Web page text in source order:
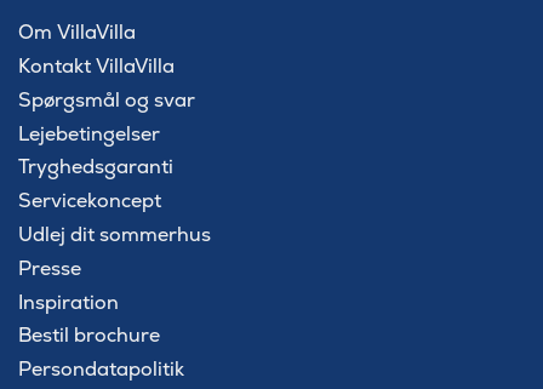
Om VillaVilla
Kontakt VillaVilla
Spørgsmål og svar
Lejebetingelser
Tryghedsgaranti
Servicekoncept
Udlej dit sommerhus
Presse
Inspiration
Bestil brochure
Persondatapolitik